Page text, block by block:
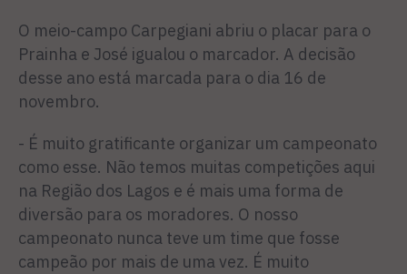
O meio-campo Carpegiani abriu o placar para o
Prainha e José igualou o marcador. A decisão
desse ano está marcada para o dia 16 de
novembro.
- É muito gratificante organizar um campeonato
como esse. Não temos muitas competições aqui
na Região dos Lagos e é mais uma forma de
diversão para os moradores. O nosso
campeonato nunca teve um time que fosse
campeão por mais de uma vez. É muito